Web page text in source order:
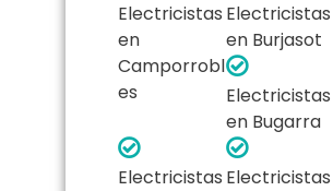
Electricistas
en
Camporrobl
es
Electricistas
en Burjasot
Electricistas
en Bugarra
Electricistas Electricistas